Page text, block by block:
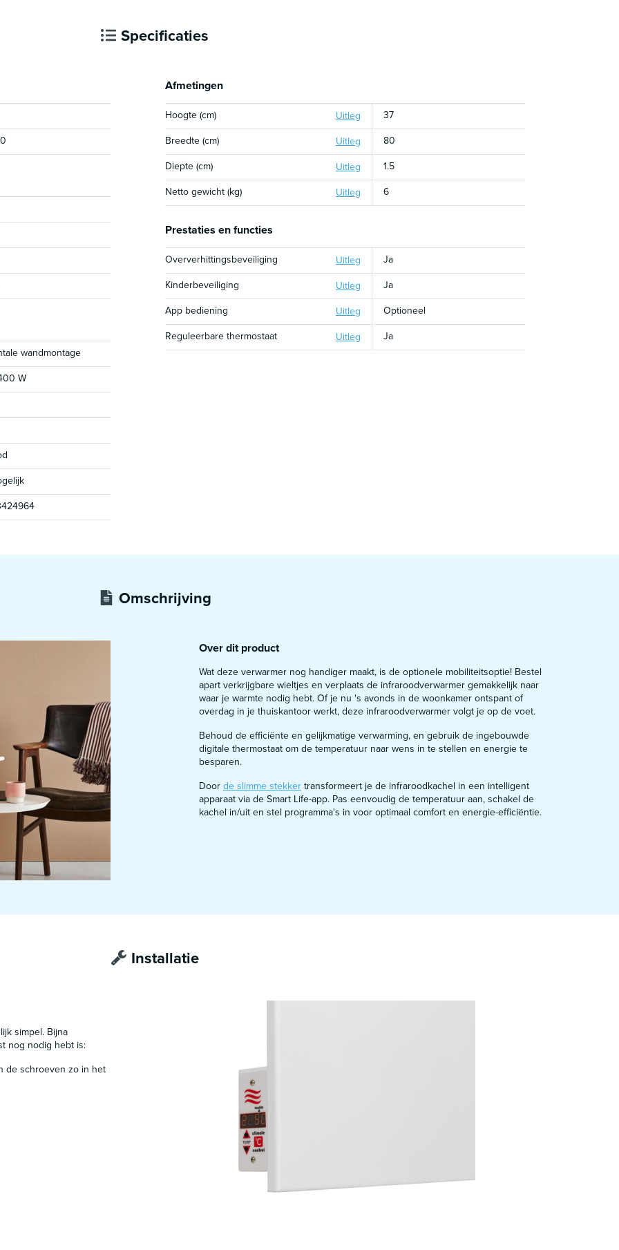
Specificaties
wandmontage
W
Afmetingen
Hoogte (cm) Uitleg
37
Breedte (cm)
Uitleg
80
Diepte (cm)
Uitleg
1.5
Netto gewicht (kg)
Uitleg 6
Prestaties en functies
Oververhittingsbeveiliging Uitleg
Ja
Kinderbeveiliging
Uitleg
Ja
App bediening
Uitleg
Optioneel
Reguleerbare thermostaat
Uitleg Ja
Omschrijving
Over dit product
Wat deze verwarmer nog handiger maakt, is de optionele mobiliteitsoptie! Bestel
apart verkrijgbare wieltjes en verplaats de infraroodverwarmer gemakkelijk naar
waar je warmte nodig hebt. Of je nu 's avonds in de woonkamer ontspant of
overdag in je thuiskantoor werkt, deze infraroodverwarmer volgt je op de voet.
Behoud de efficiënte en gelijkmatige verwarming, en gebruik de ingebouwde
digitale thermostaat om de temperatuur naar wens in te stellen en energie te
besparen.
Doorde slimme stekkertransformeert je de infraroodkachel in een intelligent
apparaat via de Smart Life-app. Pas eenvoudig de temperatuur aan, schakel de
kachel in/uit en stel programma's in voor optimaal comfort en energie-efficiëntie.
Installatie
simpel. Bijna
nog nodig hebt is:
de schroeven zo in het